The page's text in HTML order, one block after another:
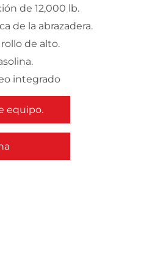
de 12,000 lb.
de la abrazadera.
de alto.
integrado
equipo.